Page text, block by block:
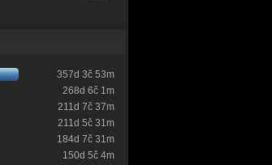
357d 3č 53m
268d 6č 1m
211d 7č 37m
211d 5č 31m
184d 7č 31m
150d 5č 4m